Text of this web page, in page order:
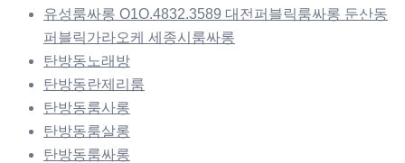
유성룸싸롱 O1O.4832.3589 대전퍼블릭룸싸롱 둔산동
퍼블릭가라오케 세종시룸싸롱
탄방동노래방
탄방동란제리룸
탄방동룸사롱
탄방동룸살롱
탄방동룸싸롱